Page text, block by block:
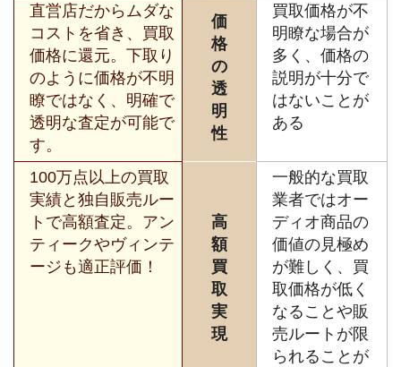
直営店だからムダな
コストを省き、買取
価格に還元。下取り
のように価格が不明
瞭ではなく、明確で
透明な査定が可能で
す。
価
格
の
透
明
性
買取価格が不
明瞭な場合が
多く、価格の
説明が十分で
はないことが
ある
100万点以上の買取
実績と独自販売ルー
トで高額査定。アン
ティークやヴィンテ
ージも適正評価！
高
額
買
取
実
現
一般的な買取
業者ではオー
ディオ商品の
価値の見極め
が難しく、買
取価格が低く
なることや販
売ルートが限
られることが